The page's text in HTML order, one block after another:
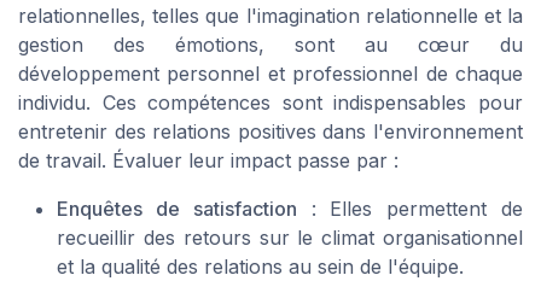
relationnelles, telles que l'imagination relationnelle et la
gestion des émotions, sont au cœur du
développement personnel et professionnel de chaque
individu. Ces compétences sont indispensables pour
entretenir des relations positives dans l'environnement
de travail. Évaluer leur impact passe par :
Enquêtes de satisfaction : Elles permettent de
recueillir des retours sur le climat organisationnel
et la qualité des relations au sein de l'équipe.